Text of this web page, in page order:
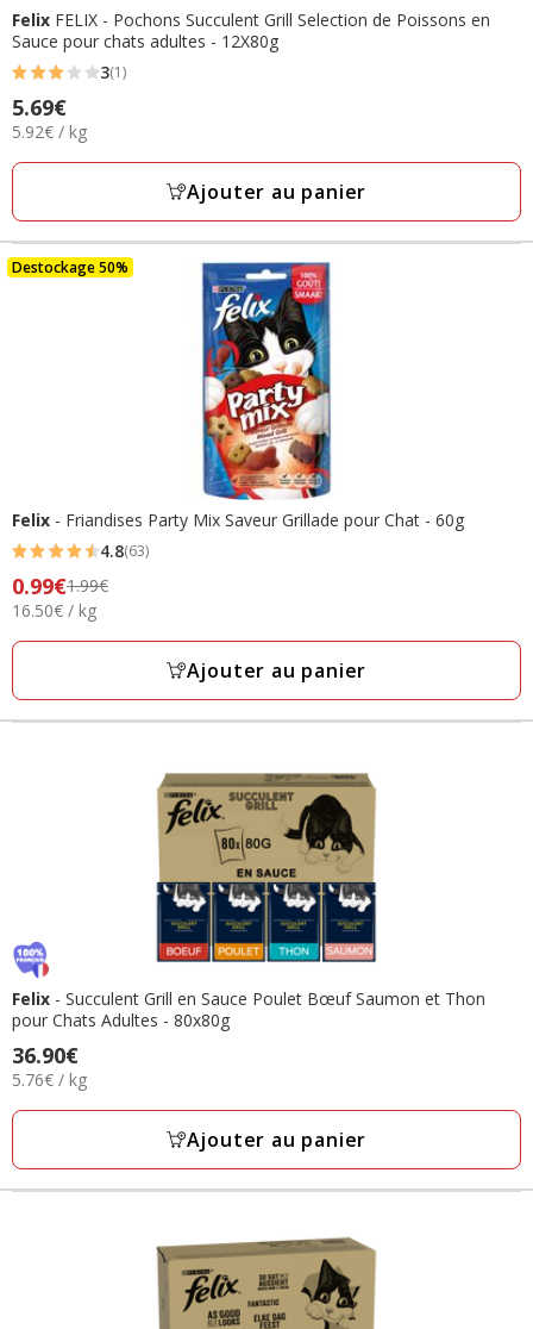
Felix FELIX - Pochons Succulent Grill Selection de Poissons en
Sauce pour chats adultes - 12X80g
3
étoiles
avec
1
3(1)
Prix
5.69€
5.69€
5.92€
Kg
5.92€ / kg
Ajouter au panier
Destockage 50%
Felix - Friandises Party Mix Saveur Grillade pour Chat - 60g
4.8
étoiles
avec
63
4.8(63)
Prix
précédent
1.99€,
final
0.99€
0.99€1.99€
16.50€
Kg
16.50€ / kg
Ajouter au panier
Felix - Succulent Grill en Sauce Poulet Bœuf Saumon et Thon
pour Chats Adultes - 80x80g
Prix
36.90€
36.90€
5.76€
Kg
5.76€ / kg
Ajouter au panier